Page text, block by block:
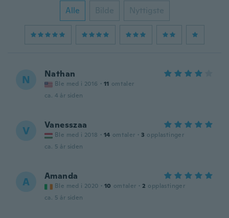
Alle Bilde Nyttigste
N Nathan
Ble med i 2016 · 11 omtaler
ca. 4 år siden
V Vanesszaa
Ble med i 2018 · 14 omtaler · 3 opplastinger
ca. 5 år siden
A Amanda
Ble med i 2020 · 10 omtaler · 2 opplastinger
ca. 5 år siden